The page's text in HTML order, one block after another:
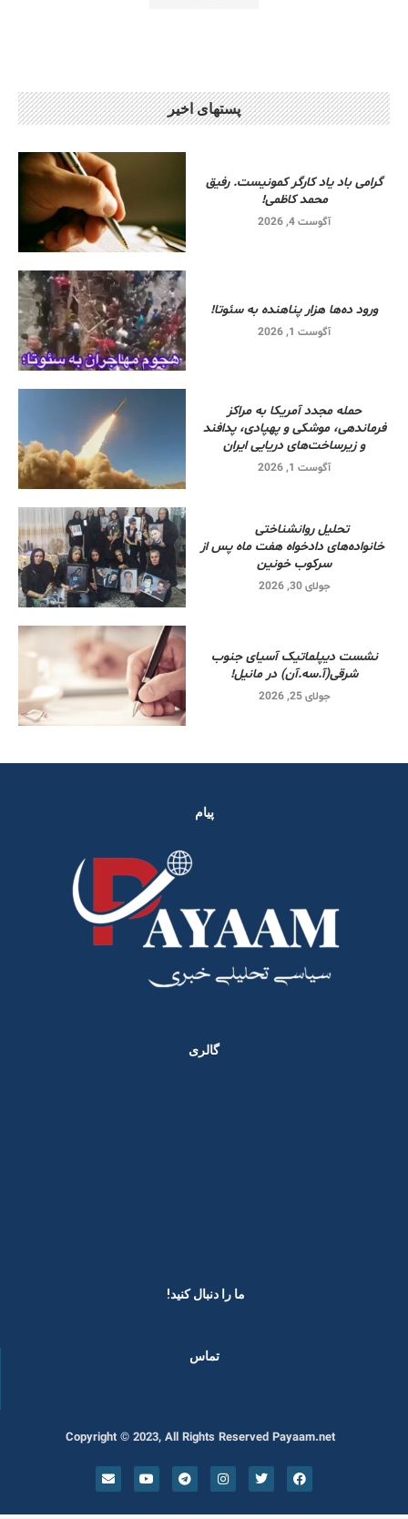
پستهای اخیر
گرامی باد یاد کارگر کمونیست. رفیق
محمد کاظمی!
آگوست 4, 2026
ورود ده‌ها هزار پناهنده به سئوتا!
آگوست 1, 2026
حمله مجدد آمریکا به مراکز
فرماندهی، موشکی و پهپادی، پدافند
و زیرساخت‌های دریایی ایران
آگوست 1, 2026
تحلیل روانشناختی
خانواده‌های دادخواه هفت ماه پس از
سرکوب خونین
جولای 30, 2026
نشست دیپلماتیک آسیای جنوب
شرقی‌(آ.سه.آن) در مانیل!
جولای 25, 2026
پیام
گالری
ما را دنبال کنید! ​
تماس
Copyright © 2023, All Rights Reserved Payaam.net